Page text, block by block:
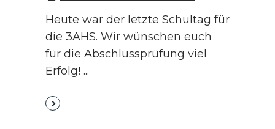
Heute war der letzte Schultag für
die 3AHS. Wir wünschen euch
für die Abschlussprüfung viel
Erfolg!